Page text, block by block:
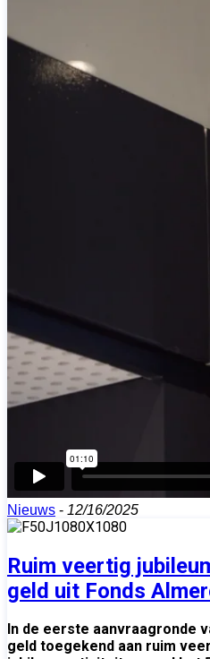
Nieuws - 12/16/2025
Ruim veertig
geld uit Fonds
In de eerste aanvraagronde
geld toegekend aan ruim